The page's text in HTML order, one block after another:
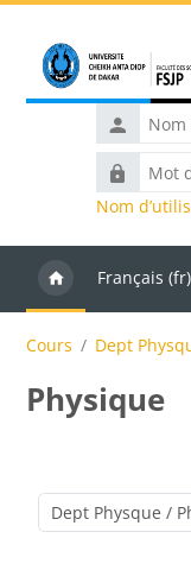
Nom
d’utilisateur
Mot
de
Nom
Français ‎(fr)‎
Cours Dept
Physique